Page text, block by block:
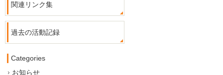
関連リンク集
過去の活動記録
Categories
お知らせ